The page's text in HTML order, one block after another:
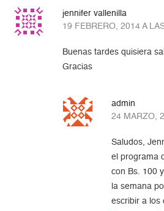
jennifer vallenilla
19 FEBRERO, 2014 A
Buenas tardes quisiera
Gracias
admin
24 MARZO,
Saludos,
el programa
con Bs. 100
la semana
escribir a los